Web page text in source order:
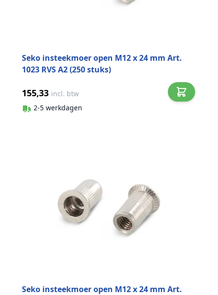
Seko insteekmoer open M12 x 24 mm Art.
1023 RVS A2 (250 stuks)
155,33 incl. btw
2-5 werkdagen
Seko insteekmoer open M12 x 24 mm Art.